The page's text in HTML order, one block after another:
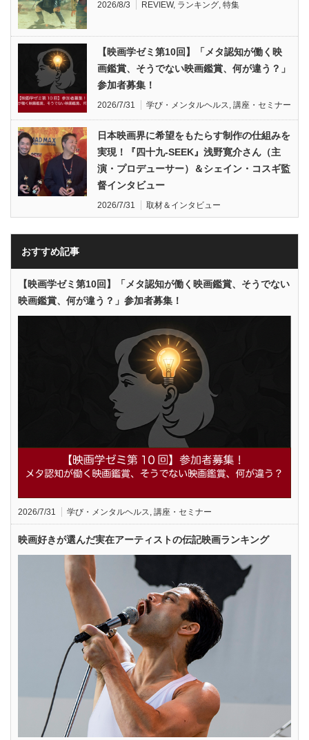
2026/8/3 REVIEW, ランキング, 特集
【映画学ゼミ第10回】「メタ認知が働く映
画鑑賞、そうでない映画鑑賞、何が違う？」
参加者募集！
2026/7/31 学び・メンタルヘルス, 講座・セミナー
日本映画界に希望をもたらす制作の仕組みを
実現！『四十九-SEEK』浅野寛介さん（主
演・プロデューサー）＆シェイン・コスギ監
督インタビュー
2026/7/31 取材＆インタビュー
おすすめ記事
【映画学ゼミ第10回】「メタ認知が働く映画鑑賞、そうでない
映画鑑賞、何が違う？」参加者募集！
2026/7/31 学び・メンタルヘルス, 講座・セミナー
映画好きが選んだ実在アーティストの伝記映画ランキング